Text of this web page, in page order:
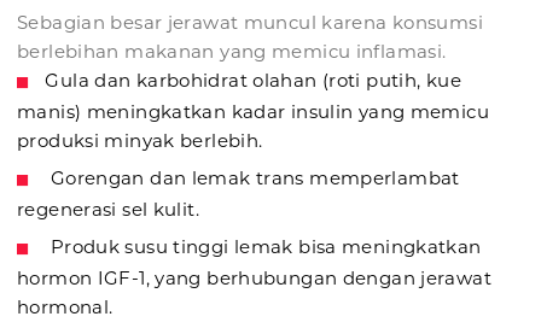
Sebagian besar jerawat muncul karena konsumsi
berlebihan makanan yang memicu inflamasi.
Gula dan karbohidrat olahan (roti putih, kue
manis) meningkatkan kadar insulin yang memicu
produksi minyak berlebih.
Gorengan dan lemak trans memperlambat
regenerasi sel kulit.
Produk susu tinggi lemak bisa meningkatkan
hormon IGF-1, yang berhubungan dengan jerawat
hormonal.